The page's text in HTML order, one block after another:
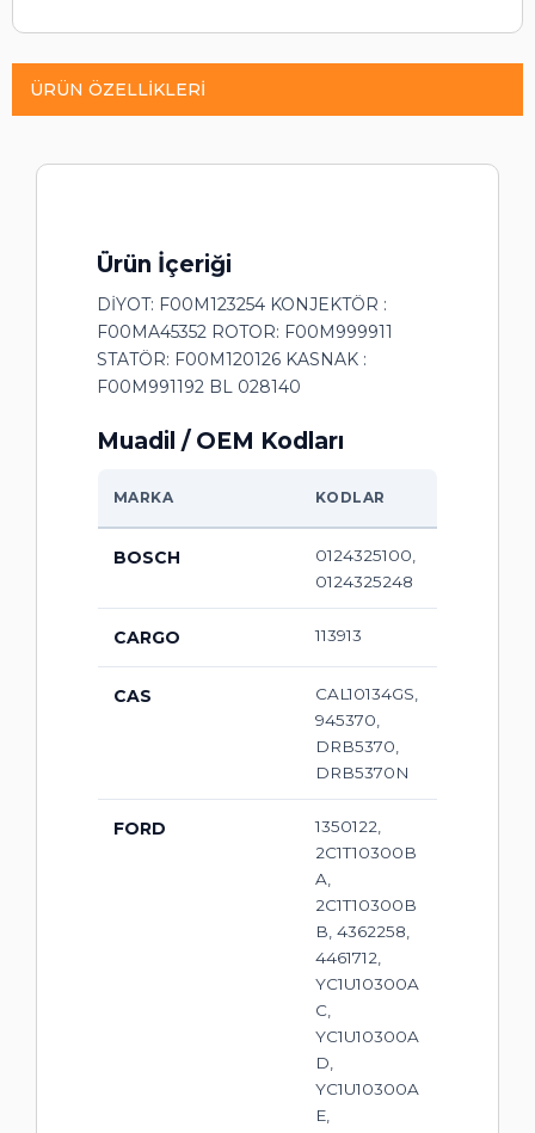
ÜRÜN ÖZELLIKLERI
Ürün İçeriği
DİYOT: F00M123254 KONJEKTÖR :
F00MA45352 ROTOR: F00M999911
STATÖR: F00M120126 KASNAK :
F00M991192 BL 028140
Muadil / OEM Kodları
MARKA KODLAR
BOSCH
0124325100,
0124325248
CARGO 113913
CAS
CAL10134GS,
945370,
DRB5370,
DRB5370N
FORD
1350122,
2C1T10300B
A,
2C1T10300B
B, 4362258,
4461712,
YC1U10300A
C,
YC1U10300A
D,
YC1U10300A
E,